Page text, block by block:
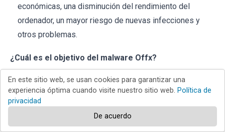
económicas, una disminución del rendimiento del
ordenador, un mayor riesgo de nuevas infecciones y
otros problemas.
¿Cuál es el objetivo del malware Offx?
El objetivo del malware Offx es recopilar información
confidencial de los dispositivos infectados. Se dirige a
varias aplicaciones y navegadores para robar
En este sitio web, se usan cookies para garantizar una
experiencia óptima cuando visite nuestro sitio web. Política de
privacidad
De acuerdo